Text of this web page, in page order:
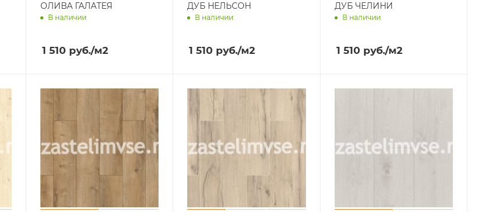
ОЛИВА ГАЛАТЕЯ
В наличии
1 510 руб./м2
ДУБ НЕЛЬСОН
В наличии
1 510 руб./м2
ДУБ ЧЕЛИНИ
В наличии
1 510 руб./м2